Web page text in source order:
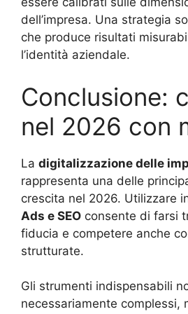
dell’impresa. Una strategia
che produce risultati
l’identità aziendale.
Conclusione:
nel 2026 con
La digitalizzazione delle
rappresenta una delle
crescita nel 2026. Utilizzare
Ads e SEO consente di farsi
fiducia e competere anche
strutturate.
Gli strumenti indispensabili
necessariamente complessi,